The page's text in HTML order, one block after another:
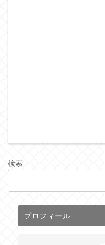
検索
プロフィール